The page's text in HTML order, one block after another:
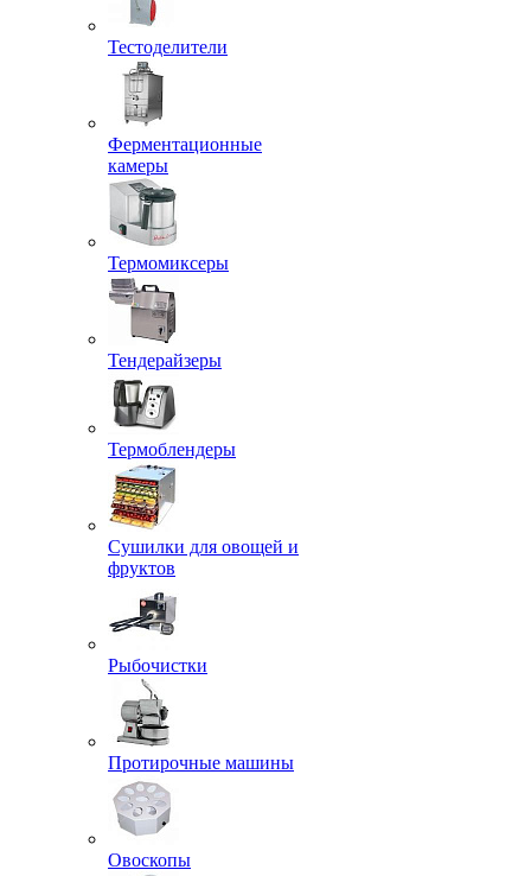
Тестоделители
Ферментационные
камеры
Термомиксеры
Тендерайзеры
Термоблендеры
Сушилки для овощей и
фруктов
Рыбочистки
Протирочные машины
Овоскопы